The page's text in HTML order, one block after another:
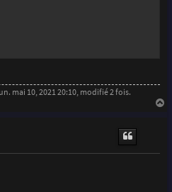
//
//Blinking green
//value read
0;               //value read
= LOW;        //State of the
mai 10, 2021 20:10, modifié 2 fois.